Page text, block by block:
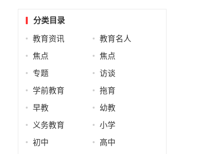
分类目录
教育资讯 教育名人
焦点 焦点
专题 访谈
学前教育 拖育
早教 幼教
义务教育 小学
初中 高中